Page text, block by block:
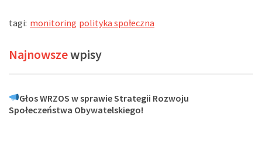
tagi: monitoring polityka społeczna
Najnowszewpisy
Głos WRZOS w sprawie Strategii Rozwoju
Społeczeństwa Obywatelskiego!